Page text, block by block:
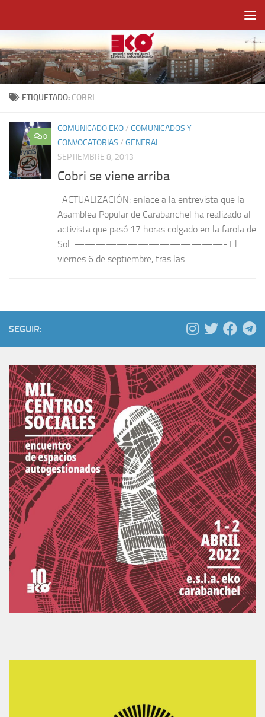
ETIQUETADO: COBRI
0
COMUNICADO EKO/ COMUNICADOS Y
CONVOCATORIAS / GENERAL
SEPTIEMBRE 8, 2013
Cobri se viene arriba
ACTUALIZACIÓN: enlace a la entrevista que la
Asamblea Popular de Carabanchel ha realizado al
activista que pasó 17 horas colgado en la farola de
Sol. ——————————————- El
viernes 6 de septiembre, tras las...
SEGUIR: